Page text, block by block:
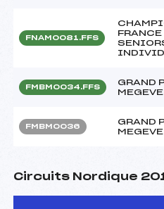
FNAM0081.FFS
FMBM0034.FFS
GRAND
MEGEVE
FMBM0036
GRAND
MEGEVE
Circuits Nordique